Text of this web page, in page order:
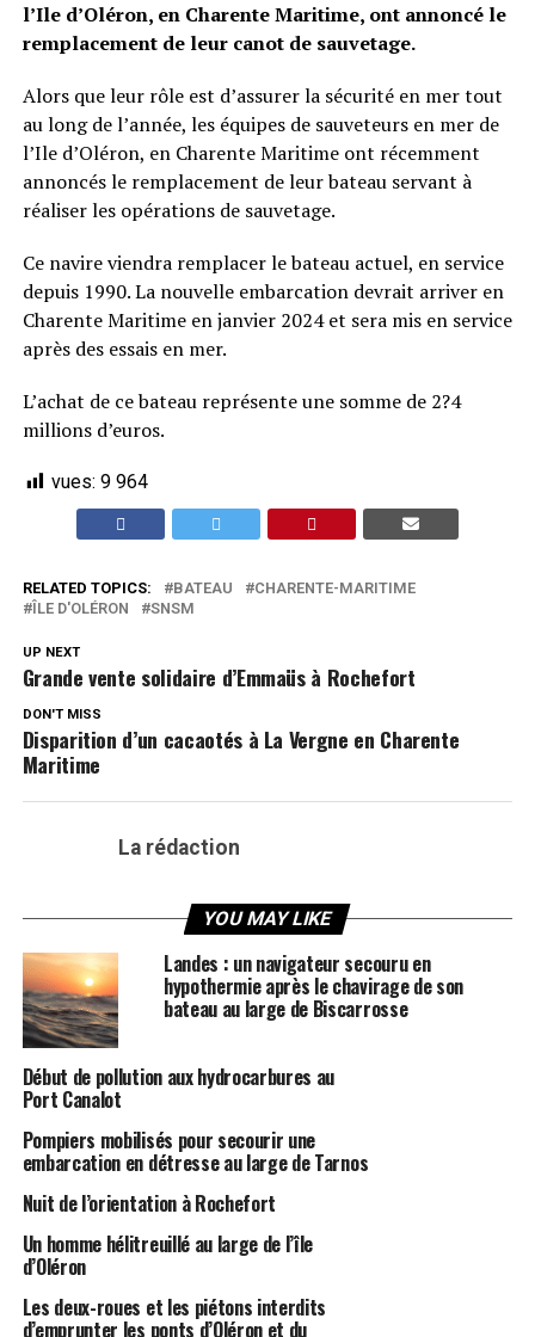
l’Ile d’Oléron, en Charente Maritime, ont annoncé le
remplacement de leur canot de sauvetage.
Alors que leur rôle est d’assurer la sécurité en mer tout
au long de l’année, les équipes de sauveteurs en mer de
l’Ile d’Oléron, en Charente Maritime ont récemment
annoncés le remplacement de leur bateau servant à
réaliser les opérations de sauvetage.
Ce navire viendra remplacer le bateau actuel, en service
depuis 1990. La nouvelle embarcation devrait arriver en
Charente Maritime en janvier 2024 et sera mis en service
après des essais en mer.
L’achat de ce bateau représente une somme de 2?4
millions d’euros.
vues: 9 964
RELATED TOPICS: BATEAU
CHARENTE-MARITIME
ÎLE D'OLÉRON
SNSM
UP NEXT
Grande vente solidaire d’Emmaüs à Rochefort
DON'T MISS
Disparition d’un cacaotés à La Vergne en Charente
Maritime
La rédaction
YOU MAY LIKE
Landes : un navigateur secouru en
hypothermie après le chavirage de son
bateau au large de Biscarrosse
Début de pollution aux hydrocarbures au
Port Canalot
Pompiers mobilisés pour secourir une
embarcation en détresse au large de Tarnos
Nuit de l’orientation à Rochefort
Un homme hélitreuillé au large de l’île
d’Oléron
Les deux-roues et les piétons interdits
d’emprunter les ponts d’Oléron et du